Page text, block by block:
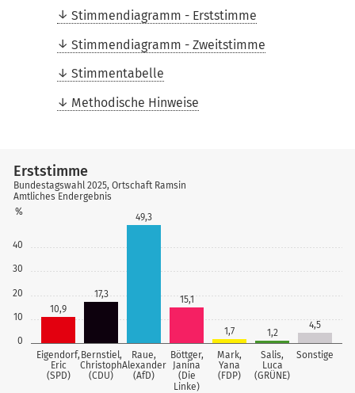
Stimmendiagramm - Erststimme
Stimmendiagramm - Zweitstimme
Stimmentabelle
Methodische Hinweise
0
10
20
30
40
%
Eigendorf,
Eric
(SPD)
Bernstiel,
Christoph
(CDU)
Raue,
Alexander
(AfD)
Böttger,
Janina
(Die
Linke)
Mark,
Yana
(FDP)
Salis,
Luca
(GRÜNE)
Sonstige
10,9
17,3
49,3
15,1
1,7 1,2
4,5
Erststimme
Bundestagswahl 2025, Ortschaft Ramsin
Amtliches Endergebnis